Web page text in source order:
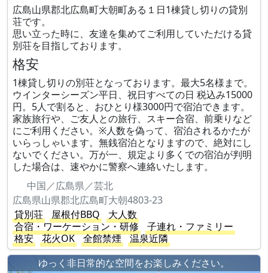
広島山県郡北広島町大朝町ある１日1棟貸し切りの貸別
荘です。
思い立った時に、友達を集めてご利用していただける貸
別荘を目指しております。
格安
1棟貸し切りの別荘となっております。最大5名様まで。
ウインターシーズン平日、祝日すべての日 税込み15000
円。5人で割ると、おひとり様3000円で宿泊できます。
家族旅行や、ご友人との旅行、スキー合宿、前乗りなど
にご利用ください。※人数を偽って、宿泊されるかたが
いらっしゃいます。無銭宿泊となりますので、絶対にし
ないでください。万が一、規定より多くでの宿泊が判明
した場合は、速やかに警察へ連絡いたします。
中国／広島県／芸北
広島県山県郡北広島町大朝4803-23
貸別荘
屋根付BBQ
大人数
合宿・ワーケーション・研修
子連れ・ファミリー
格安
花火OK 全館禁煙
温泉近隣
ゆっく非日常的な空間をお楽しみください。